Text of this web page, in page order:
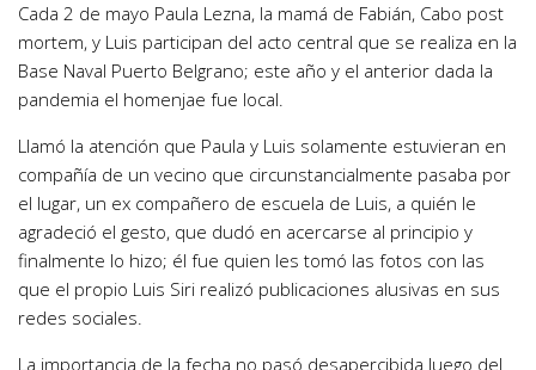
Cada 2 de mayo Paula Lezna, la mamá de Fabián, Cabo post
mortem, y Luis participan del acto central que se realiza en la
Base Naval Puerto Belgrano; este año y el anterior dada la
pandemia el homenjae fue local.
Llamó la atención que Paula y Luis solamente estuvieran en
compañía de un vecino que circunstancialmente pasaba por
el lugar, un ex compañero de escuela de Luis, a quién le
agradeció el gesto, que dudó en acercarse al principio y
finalmente lo hizo; él fue quien les tomó las fotos con las
que el propio Luis Siri realizó publicaciones alusivas en sus
redes sociales.
La importancia de la fecha no pasó desapercibida luego del